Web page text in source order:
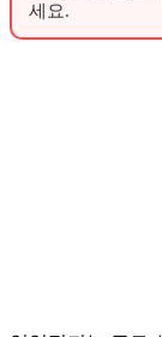
세요.